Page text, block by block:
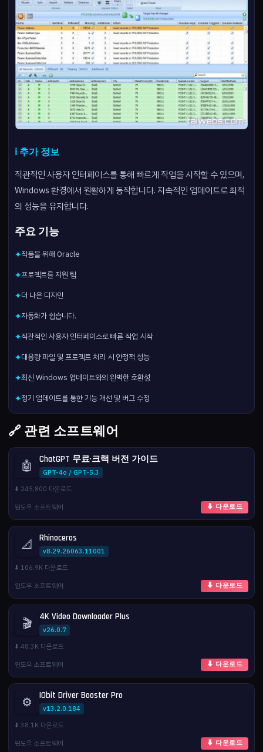
ℹ️ 추가 정보
직관적인 사용자 인터페이스를 통해 빠르게 작업을 시작할 수 있으며,
Windows 환경에서 원활하게 동작합니다. 지속적인 업데이트로 최적
의 성능을 유지합니다.
주요 기능
✦작품을 위해 Oracle
✦프로젝트를 지원 팀
✦더 나은 디자인
✦자동화가 쉽습니다.
✦직관적인 사용자 인터페이스로 빠른 작업 시작
✦대용량 파일 및 프로젝트 처리 시 안정적 성능
✦최신 Windows 업데이트와의 완벽한 호환성
✦정기 업데이트를 통한 기능 개선 및 버그 수정
🔗 관련 소프트웨어
🤖 ChatGPT 무료·크랙 버전 가이드
GPT-4o / GPT-5.3
⬇️ 245,800 다운로드
윈도우 소프트웨어
⬇ 다운로드
📐 Rhinoceros
v8.29.26063.11001
⬇️ 106.9K 다운로드
윈도우 소프트웨어
⬇ 다운로드
🎬 4K Video Downloader Plus
v26.0.7
⬇️ 48.3K 다운로드
윈도우 소프트웨어
⬇ 다운로드
⚙️ IObit Driver Booster Pro
v13.2.0.184
⬇️ 38.1K 다운로드
윈도우 소프트웨어
⬇ 다운로드